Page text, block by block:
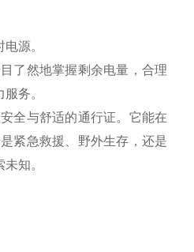
源。
了然地掌握剩余电量，合理
务。
全与舒适的通行证。它能在
紧急救援、野外生存，还是
知。